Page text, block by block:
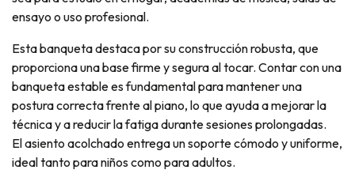
ensayo o uso profesional.
Esta banqueta destaca por su construcción robusta, que
proporciona una base firme y segura al tocar. Contar con una
banqueta estable es fundamental para mantener una
postura correcta frente al piano, lo que ayuda a mejorar la
técnica y a reducir la fatiga durante sesiones prolongadas.
El asiento acolchado entrega un soporte cómodo y uniforme,
ideal tanto para niños como para adultos.